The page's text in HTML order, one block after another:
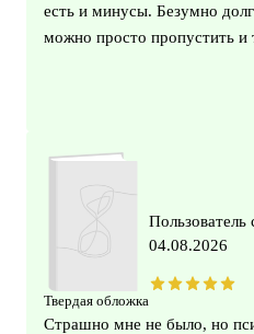
есть и минусы. Безумно
можно просто пропустить и
Твердая обложка
Пользователь
04.08.2026
Страшно мне не было, но